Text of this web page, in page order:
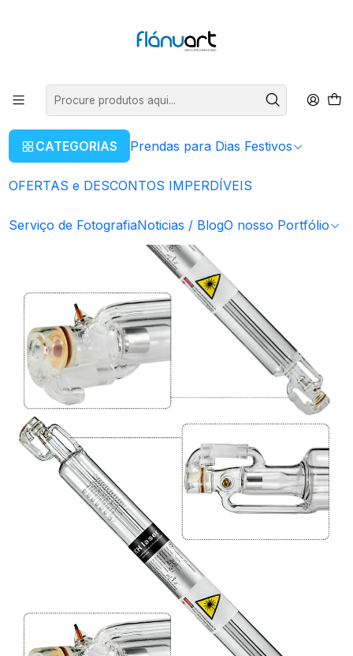
CATEGORIAS Prendas para Dias Festivos
OFERTAS e DESCONTOS IMPERDÍVEIS
Serviço de FotografiaNoticias / BlogO nosso Portfólio
Equipamentos Eletrônicos Tubo Laser CO2 | 40w